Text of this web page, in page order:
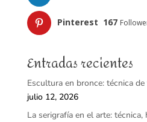
Pinterest 167
Entradas recientes
Escultura en bronce: técnica
julio 12, 2026
La serigrafía en el arte: